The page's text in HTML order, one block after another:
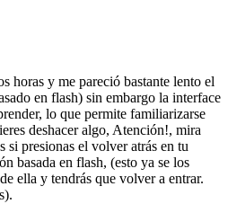
horas y me pareció bastante lento el
en flash) sin embargo la interface
lo que permite familiarizarse
deshacer algo, Atención!, mira
si presionas el volver atrás en tu
basada en flash, (esto ya se los
ella y tendrás que volver a entrar.